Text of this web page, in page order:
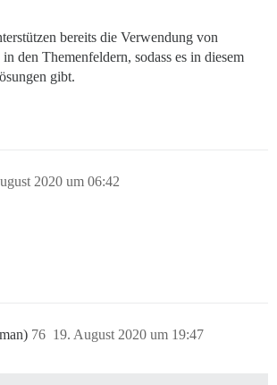
bereits die Verwendung von
in den Themenfeldern, sodass es in diesem
gibt.
2020 um 06:42
19. August 2020 um 19:47
76